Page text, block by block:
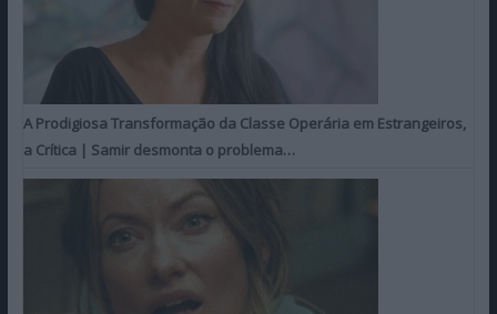
A Prodigiosa Transformação da Classe Operária em Estrangeiros,
a Crítica | Samir desmonta o problema…